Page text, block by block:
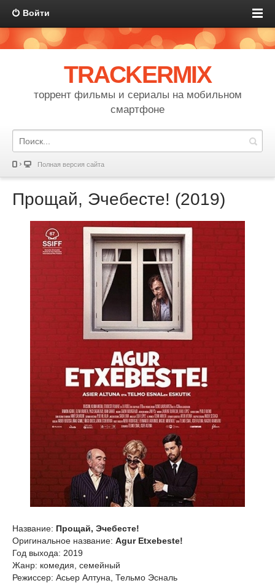
Войти
TRACKERMIX
торрент фильмы и сериалы на мобильном
смартфоне
Полная версия сайта
Прощай, Эчебесте! (2019)
Название: Прощай, Эчебесте!
Оригинальное название: Agur Etxebeste!
Год выхода: 2019
Жанр: комедия, семейный
Режиссер: Асьер Алтуна, Тельмо Эсналь